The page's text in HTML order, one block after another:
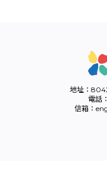
地址：
電話
信箱：